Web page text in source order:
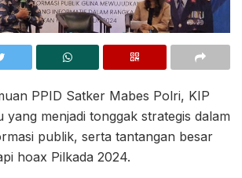
PPID Satker Mabes Polri, KIP
yang menjadi tonggak strategis dalam
publik, serta tantangan besar
hoax Pilkada 2024.